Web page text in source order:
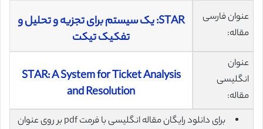
عنوان فارسی
مقاله:
STAR: یک سیستم برای تجزیه و تحلیل و
تفکیک تیکت
عنوان
انگلیسی
مقاله:
STAR: A System for Ticket Analysis
and Resolution
برای دانلود رایگان مقاله انگلیسی با فرمت pdf بر روی عنوان